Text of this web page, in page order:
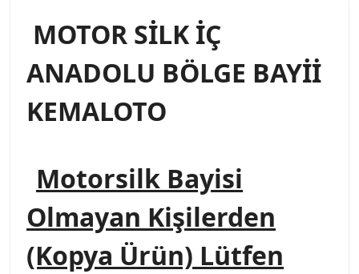
MOTOR SİLK İÇ
ANADOLU BÖLGE BAYİİ
KEMALOTO
Motorsilk Bayisi
Olmayan Kişilerden
(Kopya Ürün) Lütfen